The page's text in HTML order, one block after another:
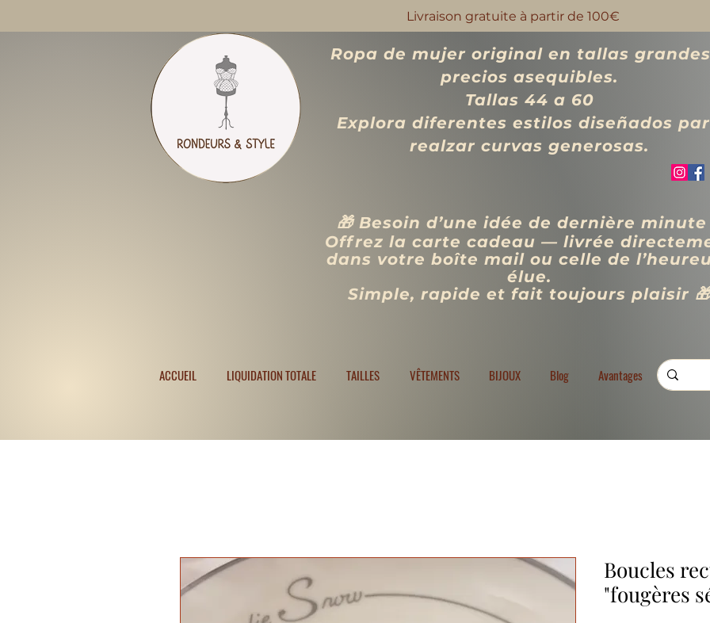
Ropa de mujer original en tallas
precios asequibles.
Tallas 44 a 60
Explora diferentes estilos diseñados
realzar curvas generosas.
🎁 Besoin d’une idée de dernière minute
Offrez la carte cadeau — livrée
dans votre boîte mail ou celle de
élue.
Simple, rapide et fait toujours plaisir
ACCUEIL LIQUIDATION TOTALE TAILLES VÊTEMENTS BIJOUX Blog Avantages
Livraison gratuite à partir de 100€
Boucles
"fougères